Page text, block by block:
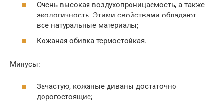
Очень высокая воздухопроницаемость, а также
экологичность. Этими свойствами обладают
все натуральные материалы;
Кожаная обивка термостойкая.
Минусы:
Зачастую, кожаные диваны достаточно
дорогостоящие;